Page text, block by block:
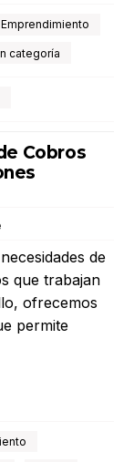
Emprendimiento
categoría
Cobros
de
que trabajan
ofrecemos
permite